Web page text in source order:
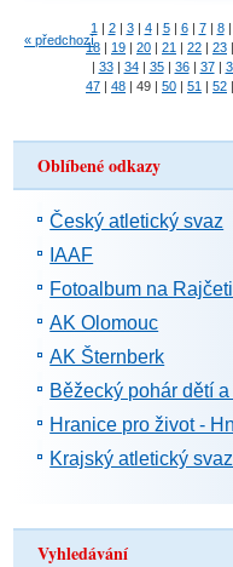
« předchozí
1 | 2 | 3 | 4 | 5 | 6 | 7 | 8 |
18 | 19 | 20 | 21 | 22 | 23 |
| 33 | 34 | 35 | 36 | 37 |
47 | 48 | 49 | 50 | 51 | 52 |
Oblíbené odkazy
Český atletický svaz
IAAF
Fotoalbum na Rajčeti
AK Olomouc
AK Šternberk
Běžecký pohár dětí
Hranice pro život -
Krajský atletický
Vyhledávání